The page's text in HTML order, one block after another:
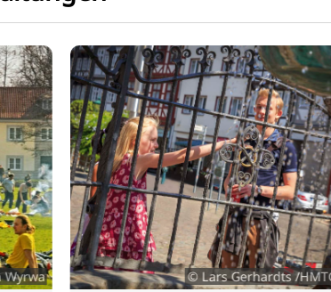
© Lars Gerhardts /HMTG